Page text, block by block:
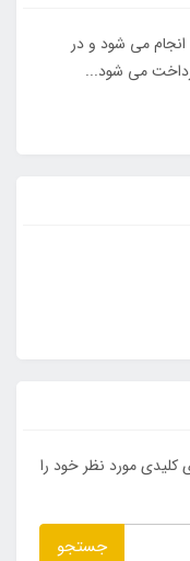
انجام می شود و در
مورد نظر خود را
جستجو